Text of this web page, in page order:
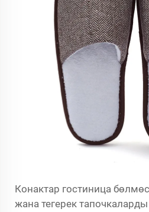
Конактар гостиница
жана тегерек